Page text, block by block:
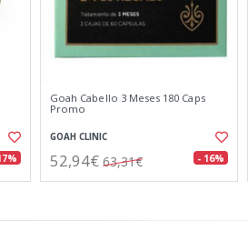
Goah Cabello 3 Meses 180 Caps
Promo
GOAH CLINIC
52,94€ 63,31€ - 16%